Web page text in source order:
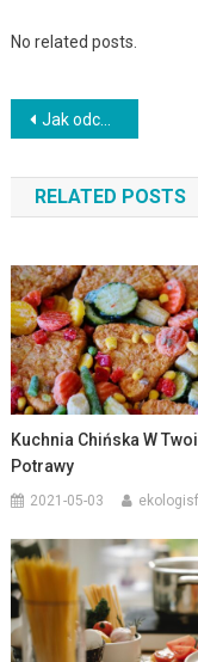
No related posts.
Nawigacja
wpisu
Jak odczytywać etykiety żywnościowe: przewodnik po symbolach i składnikach
RELATED POSTS
Kuchnia Chińska W
Potrawy
2021-05-03